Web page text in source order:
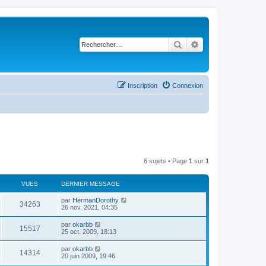
Rechercher
Connexion
Inscription
6 sujets • Page 1 sur 1
VUES DERNIER MESSAGE
34263 par HermanDorothy
26 nov. 2021, 04:35
15517 par okarbb
25 oct. 2009, 18:13
14314 par okarbb
20 juin 2009, 19:46